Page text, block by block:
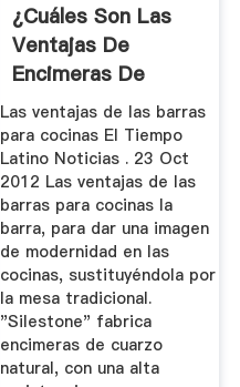
¿cuáles Son Las
Ventajas De
Encimeras De
Cuarzo? Con
Imagenes
Las ventajas de las barras
para cocinas El Tiempo
Latino Noticias . 23 Oct
2012 Las ventajas de las
barras para cocinas la
barra, para dar una imagen
de modernidad en las
cocinas, sustituyéndola por
la mesa tradicional.
"Silestone" fabrica
encimeras de cuarzo
natural, con una alta